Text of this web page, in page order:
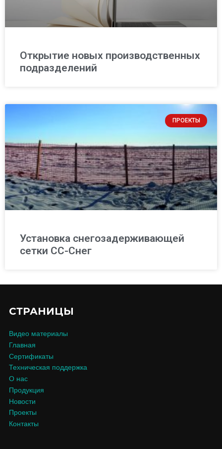
Открытие новых производственных
подразделений
ПРОЕКТЫ
Установка снегозадерживающей
сетки СС-Снег
СТРАНИЦЫ
Видео материалы
Главная
Сертификаты
Техническая поддержка
О нас
Продукция
Новости
Проекты
Контакты